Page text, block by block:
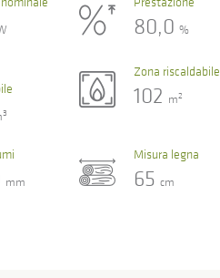
80,0%
3
Zona riscaldabile
102 m2
mm
Misura legna
65cm